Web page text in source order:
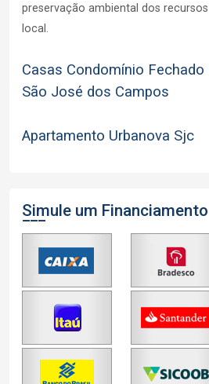
preservação ambiental dos
local.
Casas Condomínio Fechado
São José dos Campos
Apartamento Urbanova Sjc
Simule um Financiamento